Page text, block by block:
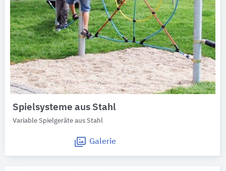
Spielsysteme aus Stahl
Variable Spielgeräte aus Stahl
Galerie